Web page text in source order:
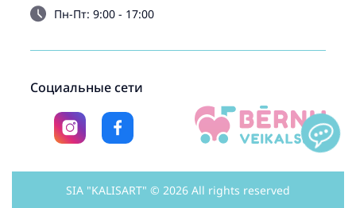
Пн-Пт: 9:00 - 17:00
Социальные сети
SIA "KALISART" © 2026 All rights reserved